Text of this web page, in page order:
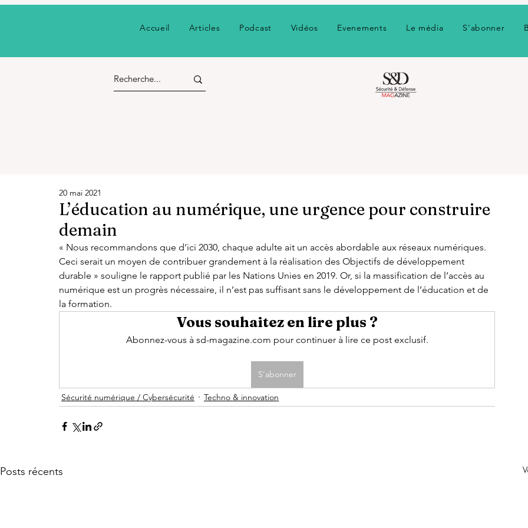
Accueil Articles Podcast Vidéos Evenements Le média S'abonner
L’éducation au numérique, une urgence pour construire
demain
20 mai 2021
« Nous recommandons que d’ici 2030, chaque adulte ait un accès abordable aux réseaux numériques.
Ceci serait un moyen de contribuer grandement à la réalisation des Objectifs de développement
durable » souligne le rapport publié par les Nations Unies en 2019. Or, si la massification de l’accès au
numérique est un progrès nécessaire, il n’est pas suffisant sans le développement de l’éducation et de
la formation.
Vous souhaitez en lire plus ?
Abonnez-vous à sd-magazine.com pour continuer à lire ce post exclusif.
S'abonner
Sécurité numérique / Cybersécurité Techno & innovation
Posts récents